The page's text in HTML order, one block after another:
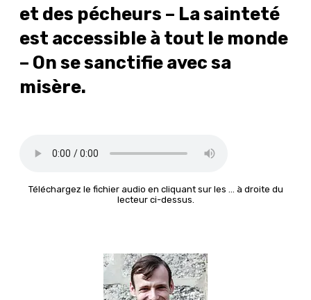
et des pécheurs – La sainteté
est accessible à tout le monde
– On se sanctifie avec sa
misère.
Téléchargez le fichier audio en cliquant sur les … à droite du
lecteur ci-dessus.